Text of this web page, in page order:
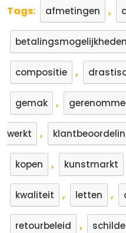
Tags: afmetingen ,
betalingsmogelijkheden
compositie ,
gemak ,
werkt ,
kopen , kunstmarkt
kwaliteit , letten ,
retourbeleid ,